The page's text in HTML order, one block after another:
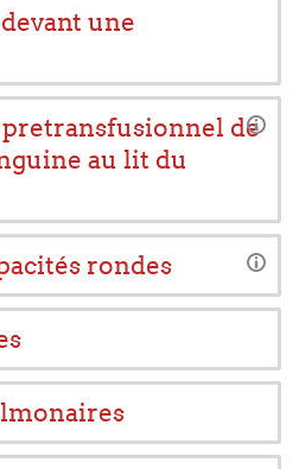
une
de
au lit du
rondes